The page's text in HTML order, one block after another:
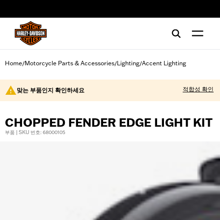
Home/Motorcycle Parts & Accessories/Lighting/Accent Lighting
맞는 부품인지 확인하세요 적합성 확인
CHOPPED FENDER EDGE LIGHT KIT
부품 | SKU 번호: 68000105